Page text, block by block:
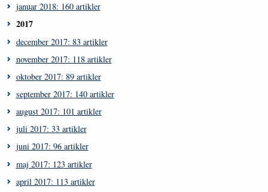
januar 2018: 160 artikler
2017
december 2017: 83 artikler
november 2017: 118 artikler
oktober 2017: 89 artikler
september 2017: 140 artikler
august 2017: 101 artikler
juli 2017: 33 artikler
juni 2017: 96 artikler
maj 2017: 123 artikler
april 2017: 113 artikler